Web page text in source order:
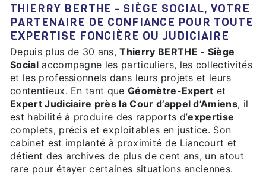
THIERRY BERTHE - SIÈGE SOCIAL, VOTRE
PARTENAIRE DE CONFIANCE POUR TOUTE
EXPERTISE FONCIÈRE OU JUDICIAIRE
Depuis plus de 30 ans,Thierry BERTHE - Siège
Socialaccompagne les particuliers, les collectivités
et les professionnels dans leurs projets et leurs
contentieux. En tant queGéomètre-Expert et
Expert Judiciaire près la Cour d’appel d’Amiens, il
est habilité à produire des rapports d’expertise
complets, précis et exploitables en justice. Son
cabinet est implanté à proximité de Liancourt et
détient des archives de plus de cent ans, un atout
rare pour étayer certaines situations anciennes.